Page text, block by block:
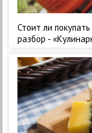
Стоит ли
разбор -